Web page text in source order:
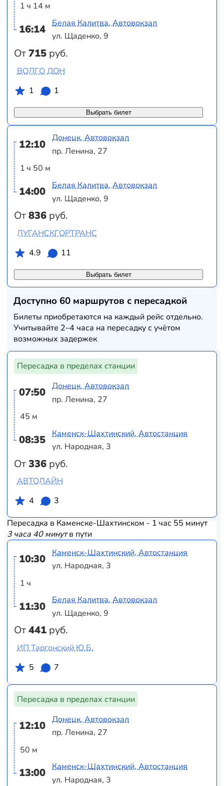
1 ч 14 м
16:14
От715 руб.
Белая Калитва, Автовокзал
ул. Щаденко, 9
Выбрать билет
ВОЛГО ДОН
1
1
12:10
1 ч 50 м
14:00
От836 руб.
Донецк, Автовокзал
пр. Ленина, 27
Белая Калитва, Автовокзал
ул. Щаденко, 9
Выбрать билет
ЛУГАНСКГОРТРАНС
4.9
11
Доступно 60 маршрутов с пересадкой
Билеты приобретаются на каждый рейс отдельно.
Учитывайте 2–4 часа на пересадку с учётом
возможных задержек
Пересадка в пределах станции
07:50
45 м
08:35
От336 руб.
Донецк, Автовокзал
пр. Ленина, 27
Каменск-Шахтинский, Автостанция
ул. Народная, 3
АВТОЛАЙН
4
3
Пересадка в Каменске-Шахтинском - 1 час 55 минут
3 часа 40 минутв пути
10:30
1 ч
11:30
От441 руб.
Каменск-Шахтинский, Автостанция
ул. Народная, 3
Белая Калитва, Автовокзал
ул. Щаденко, 9
ИП Таргонский Ю.Б.
5
7
Пересадка в пределах станции
12:10
50 м
13:00
Донецк, Автовокзал
пр. Ленина, 27
Каменск-Шахтинский, Автостанция
ул. Народная, 3